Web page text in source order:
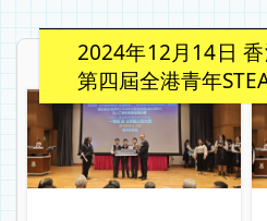
2024年12月14日
第四屆全港青年